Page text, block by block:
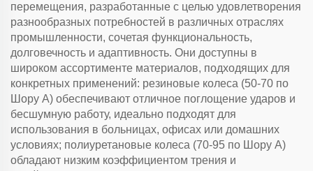
перемещения, разработанные с целью удовлетворения
разнообразных потребностей в различных отраслях
промышленности, сочетая функциональность,
долговечность и адаптивность. Они доступны в
широком ассортименте материалов, подходящих для
конкретных применений: резиновые колеса (50-70 по
Шору А) обеспечивают отличное поглощение ударов и
бесшумную работу, идеально подходят для
использования в больницах, офисах или домашних
условиях; полиуретановые колеса (70-95 по Шору А)
обладают низким коэффициентом трения и